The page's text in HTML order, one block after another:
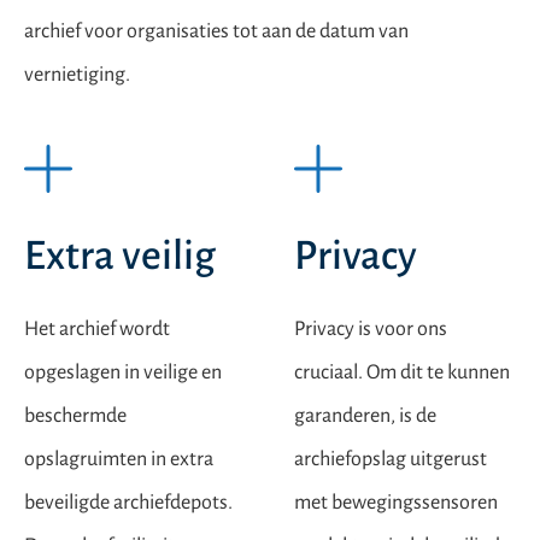
archief voor organisaties tot aan de datum van
vernietiging.
Extra veilig
Het archief wordt
opgeslagen in veilige en
beschermde
opslagruimten in extra
beveiligde archiefdepots.
Privacy
Privacy is voor ons
cruciaal. Om dit te kunnen
garanderen, is de
archiefopslag uitgerust
met bewegingssensoren